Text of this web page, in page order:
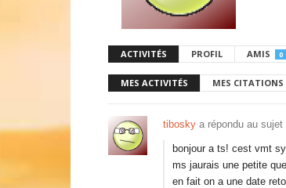
ACTIVITÉS PROFIL AMIS 0
MES ACTIVITÉS MES CITATIONS
tibosky a répondu au sujet
bonjour a ts! cest vmt
ms jaurais une petite
en fait on a une date